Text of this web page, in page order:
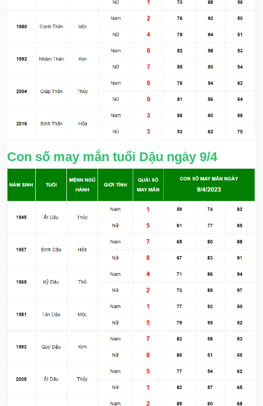
Con số may mắn tuổi Dậu ngày 9/4